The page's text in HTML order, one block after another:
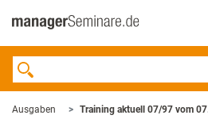
Ausgaben Training aktuell 07/97 vom